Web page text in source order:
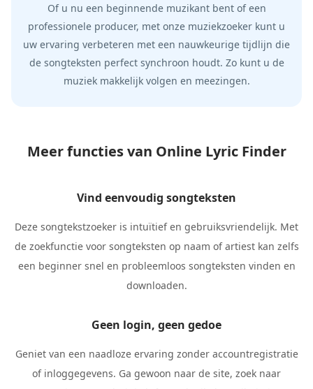
Of u nu een beginnende muzikant bent of een
professionele producer, met onze muziekzoeker kunt u
uw ervaring verbeteren met een nauwkeurige tijdlijn die
de songteksten perfect synchroon houdt. Zo kunt u de
muziek makkelijk volgen en meezingen.
Meer functies van Online Lyric Finder
Vind eenvoudig songteksten
Deze songtekstzoeker is intuïtief en gebruiksvriendelijk. Met
de zoekfunctie voor songteksten op naam of artiest kan zelfs
een beginner snel en probleemloos songteksten vinden en
downloaden.
Geen login, geen gedoe
Geniet van een naadloze ervaring zonder accountregistratie
of inloggegevens. Ga gewoon naar de site, zoek naar